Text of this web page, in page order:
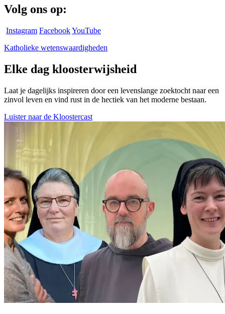
Volg ons op:
Instagram FacebookYouTube
Katholieke wetenswaardigheden
Elke dag kloosterwijsheid
Laat je dagelijks inspireren door een levenslange zoektocht naar een
zinvol leven en vind rust in de hectiek van het moderne bestaan.
Luister naar de Kloostercast